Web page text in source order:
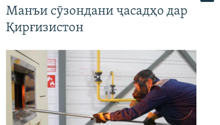
Манъи сӯзондани ҷасадҳо дар
Қирғизистон